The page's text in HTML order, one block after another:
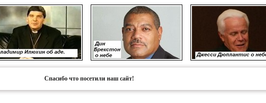
Спасибо что посетили наш сайт!